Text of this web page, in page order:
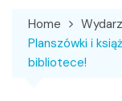
Home
Planszówki i
bibliotece!